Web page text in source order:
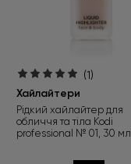
(1)
Хайлайтери
Рідкий хайлайтер для
обличчя та тіла Kodi
professional № 01, 30 мл